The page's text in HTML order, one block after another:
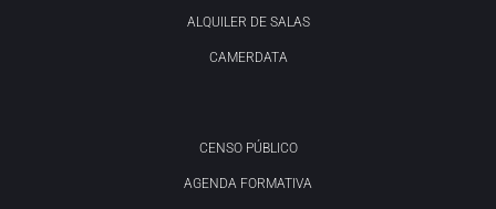
ALQUILER DE SALAS
CAMERDATA
CENSO PÚBLICO
AGENDA FORMATIVA